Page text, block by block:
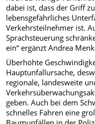
dabei ist, dass der Griff
lebensgefährliches
Verkehrsteilnehmer ist.
Sprachsteuerung
ein“ ergänzt Andrea
Überhöhte
Hauptunfallursache,
regionale, landesweite
geben. Auch bei dem
schnelles Fahren eine